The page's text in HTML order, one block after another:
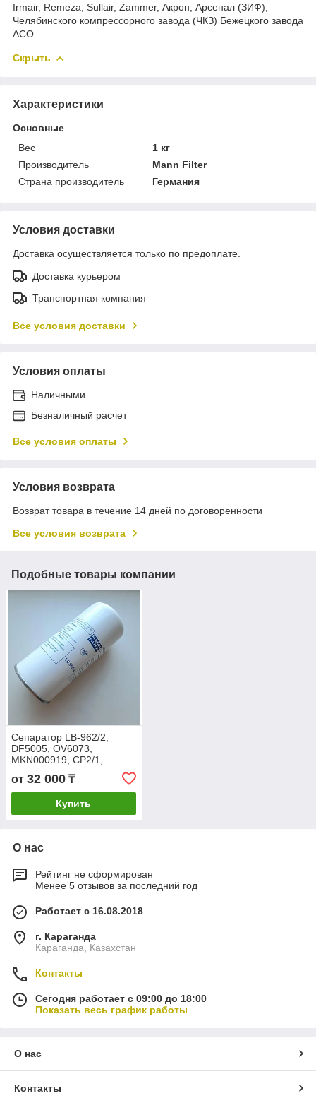
Irmair, Remeza, Sullair, Zammer, Акрон, Арсенал (ЗИФ),
Челябинского компрессорного завода (ЧКЗ) Бежецкого завода
АСО
Скрыть
Характеристики
Основные
Вес
1 кг
Производитель
Mann Filter
Страна производитель
Германия
Условия доставки
Доставка осуществляется только по предоплате.
Доставка курьером
Транспортная компания
Все условия доставки
Условия оплаты
Наличными
Безналичный расчет
Все условия оплаты
Условия возврата
Возврат товара в течение 14 дней по договоренности
Все условия возврата
Подобные товары компании
Сепаратор LB-962/2,
DF5005, OV6073,
MKN000919, СР2/1,
MFS0028, 04.03.02021,
1622087100
от 32 000 ₸
Купить
О нас
Рейтинг не сформирован
Менее 5 отзывов за последний год
Работает с 16.08.2018
г. Караганда
Караганда, Казахстан
Контакты
Сегодня работает с 09:00 до 18:00
Показать весь график работы
О нас
Контакты